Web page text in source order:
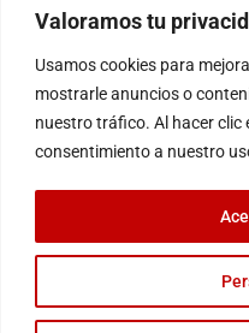
Valoramos tu
Usamos cookies para
mostrarle anuncios o
nuestro tráfico. Al hacer clic
consentimiento a nuestro
© 2025. Todos